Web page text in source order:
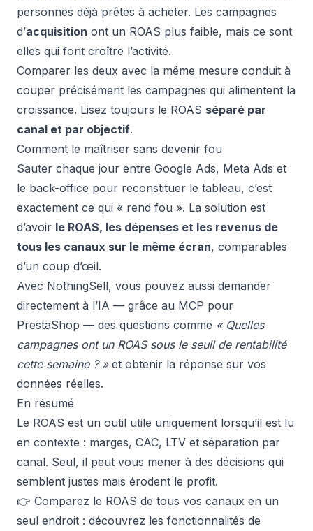
personnes déjà prêtes à acheter. Les campagnes
d’acquisition ont un ROAS plus faible, mais ce sont
elles qui font croître l’activité.
Comparer les deux avec la même mesure conduit à
couper précisément les campagnes qui alimentent la
croissance. Lisez toujours le ROAS séparé par
canal et par objectif.
Comment le maîtriser sans devenir fou
Sauter chaque jour entre Google Ads, Meta Ads et
le back-office pour reconstituer le tableau, c’est
exactement ce qui « rend fou ». La solution est
d’avoir le ROAS, les dépenses et les revenus de
tous les canaux sur le même écran, comparables
d’un coup d’œil.
Avec NothingSell, vous pouvez aussi demander
directement à l’IA — grâce au MCP pour
PrestaShop — des questions comme « Quelles
campagnes ont un ROAS sous le seuil de rentabilité
cette semaine ? »et obtenir la réponse sur vos
données réelles.
En résumé
Le ROAS est un outil utile uniquement lorsqu’il est lu
en contexte : marges, CAC, LTV et séparation par
canal. Seul, il peut vous mener à des décisions qui
semblent justes mais érodent le profit.
👉 Comparez le ROAS de tous vos canaux en un
seul endroit : découvrez les fonctionnalités de